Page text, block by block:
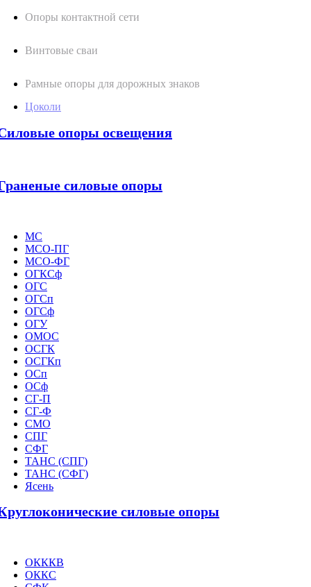
Опоры контактной сети
Винтовые сваи
Рамные опоры для дорожных знаков
Цоколи
опоры освещения
силовые опоры
МС
МСО-ПГ
МСО-ФГ
ОГКСф
ОГС
ОГСп
ОГСф
ОГУ
ОМОС
ОСГК
ОСГКп
ОСп
ОСф
СГ-П
СГ-Ф
СМО
СПГ
СФГ
ТАНС (СПГ)
ТАНС (СФГ)
Ясень
силовые опоры
ОКККВ
ОККС